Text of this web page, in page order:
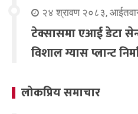
२४ श्रावण २०८३,
टेक्सासमा एआई डेटा
विशाल ग्यास प्लान्ट
लोकप्रिय समाचार